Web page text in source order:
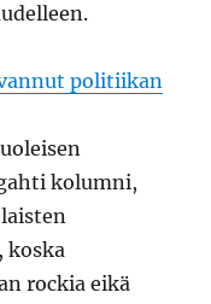
politiikan
kolumni,
koska
rockia eikä